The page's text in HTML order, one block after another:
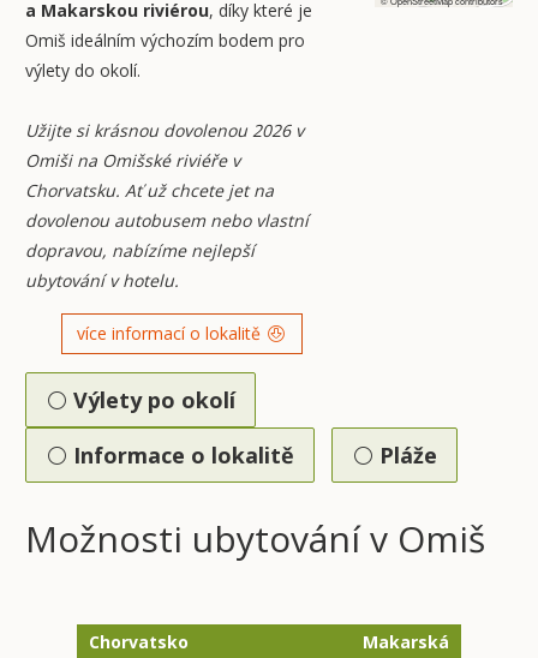
a Makarskou riviérou, díky které je
Omiš ideálním výchozím bodem pro
výlety do okolí.
Užijte si krásnou dovolenou 2026 v
Omiši na Omišské riviéře v
Chorvatsku. Ať už chcete jet na
dovolenou autobusem nebo vlastní
dopravou, nabízíme nejlepší
ubytování v hotelu.
více informací o lokalitě
Výlety po okolí
Informace o lokalitě
Pláže
Možnosti ubytování v Omiš
Chorvatsko Makarská